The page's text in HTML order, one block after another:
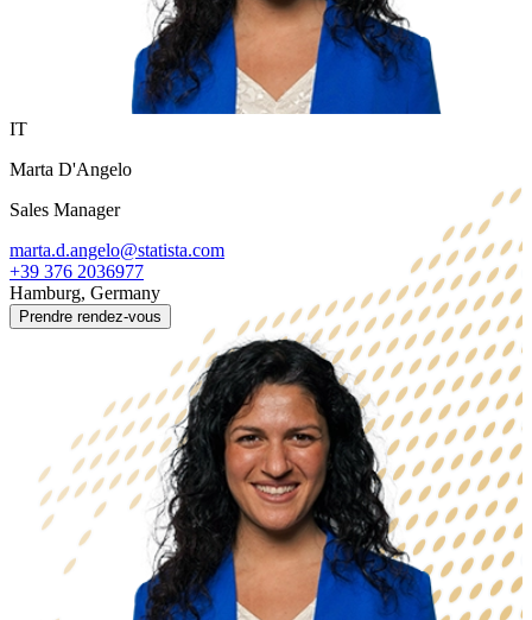
IT
Marta D'Angelo
Sales Manager
marta.d.angelo@statista.com
+39 376 2036977
Hamburg, Germany
Prendre rendez-vous